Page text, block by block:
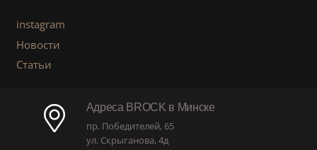
instagram
Новости
Статьи
Адреса BROCK в Минске
пр. Победителей, 65
ул. Скрыганова, 4д